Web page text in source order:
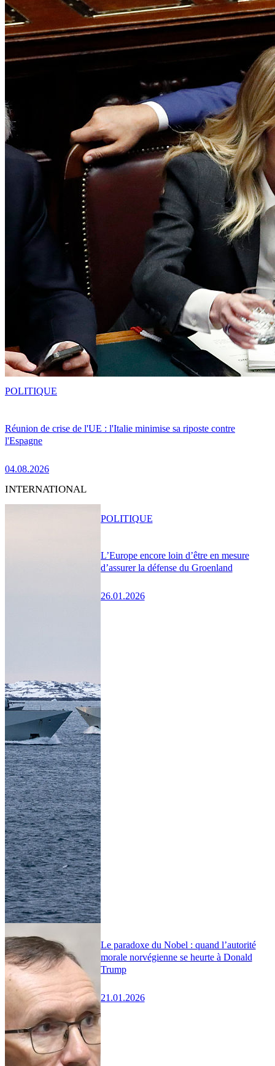
Réunion de crise de l'UE : l'Italie minimise sa riposte contre
l'Espagne
04.08.2026
POLITIQUE
INTERNATIONAL
L’Europe encore loin d’être en mesure
d’assurer la défense du Groenland
26.01.2026
POLITIQUE
Le paradoxe du Nobel : quand l’autorité
morale norvégienne se heurte à Donald
Trump
21.01.2026